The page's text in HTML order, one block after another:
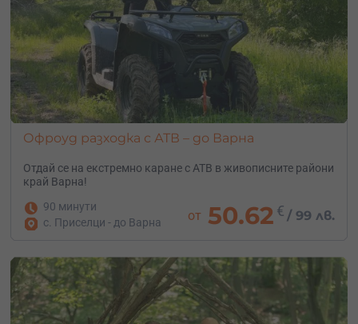
Офроуд разходка с АТВ – до Варна
Отдай се на екстремно каране с АТВ в живописните райони
край Варна!
90 минути
с. Приселци - до Варна
от 50.62 € / 99 лв.